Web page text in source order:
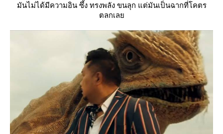
มันไม่ได้มีความอิน ซึ้ง ทรงพลัง ขนลุก แต่มันเป็นฉากที่โคตร
ตลกเล